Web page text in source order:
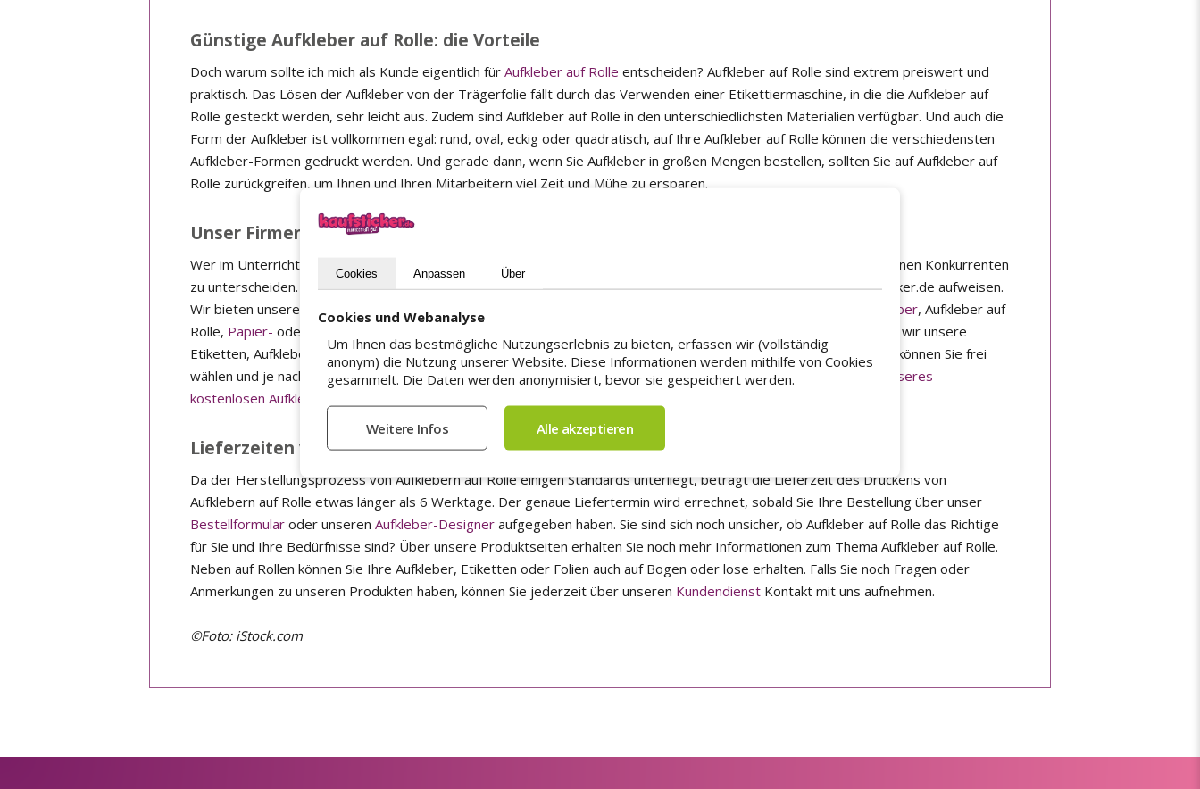
Günstige Aufkleber auf Rolle: die Vorteile
Doch warum sollte ich mich als Kunde eigentlich für Aufkleber auf Rolle entscheiden? Aufkleber auf Rolle sind extrem preiswert und
praktisch. Das Lösen der Aufkleber von der Trägerfolie fällt durch das Verwenden einer Etikettiermaschine, in die die Aufkleber auf
Rolle gesteckt werden, sehr leicht aus. Zudem sind Aufkleber auf Rolle in den unterschiedlichsten Materialien verfügbar. Und auch die
Form der Aufkleber ist vollkommen egal: rund, oval, eckig oder quadratisch, auf Ihre Aufkleber auf Rolle können die verschiedensten
Aufkleber-Formen gedruckt werden. Und gerade dann, wenn Sie Aufkleber in großen Mengen bestellen, sollten Sie auf Aufkleber auf
Rolle zurückgreifen, um Ihnen und Ihren Mitarbeitern viel Zeit und Mühe zu ersparen.
Unser Firmengeheimnis
Wer im Unterricht einigermaßen gut aufgepasst hat, der weiß, dass es wohl nichts Wichtigeres gibt, als sich von seinen Konkurrenten
zu unterscheiden. Wie das geht? Man braucht ein gutes Konzept, ein tolles Team und Mut. Genau das kann Kaufsticker.de aufweisen.
Wir bieten unseren Kunden ein extrem
großes Sortiment Vinylaufkleber, Aufkleber auf
Rolle, Papier- oder
, bei uns finden Sie mehr als 50 verschiedene Aufkleber-Arten. Zudem bieten wir unsere
Etiketten, Aufkleber und Folien zu extrem guten Preisen an. Auch unser Aufkleber-Designerist einzigartig. Formate können Sie frei
wählen und je nach Wunsch auf Ihre ganz individuellen Bedürfnisse anpassen. Einen Überblick über den Gebrauch unseres
kostenlosen Aufkleber-Designers finden Sie im folgenden Blogbeitrag
Lieferzeiten von Aufklebern auf Rolle
Da der Herstellungsprozess von Aufklebern auf Rolle einigen Standards unterliegt, beträgt die Lieferzeit des Druckens von
Aufklebern auf Rolle etwas länger als 6 Werktage. Der genaue Liefertermin wird errechnet, sobald Sie Ihre Bestellung über unser
Bestellformular oder unseren Aufkleber-Designer aufgegeben haben. Sie sind sich noch unsicher, ob Aufkleber auf Rolle das Richtige
für Sie und Ihre Bedürfnisse sind? Über unsere Produktseiten erhalten Sie noch mehr Informationen zum Thema Aufkleber auf Rolle.
Neben auf Rollen können Sie Ihre Aufkleber, Etiketten oder Folien auch auf Bogen oder lose erhalten. Falls Sie noch Fragen oder
Anmerkungen zu unseren Produkten haben, können Sie jederzeit über unseren Kundendienst Kontakt mit uns aufnehmen.
©Foto: iStock.com
Cookies Anpassen Über
Cookies und Webanalyse
Um Ihnen das bestmögliche Nutzungserlebnis zu bieten, erfassen wir (vollständig
anonym) die Nutzung unserer Website. Diese Informationen werden mithilfe von Cookies
gesammelt. Die Daten werden anonymisiert, bevor sie gespeichert werden.